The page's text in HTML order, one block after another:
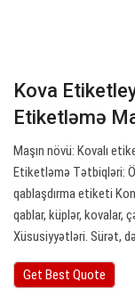
Kova
Etiketləmə
Maşın növü: Kovalı
Etiketləmə Tətbiqləri:
qablaşdırma etiketi
qablar, küplər, kovalar,
Xüsusiyyətləri. Sürət,
Get Best Quote